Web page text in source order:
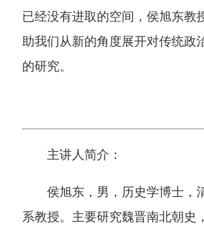
已经没有进取的空间，侯旭东教
助我们从新的角度展开对传统政
的研究。
主讲人简介：
侯旭东，男，历史学博士，
系教授。主要研究魏晋南北朝史